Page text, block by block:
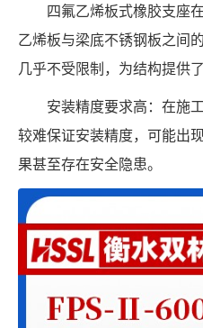
四氟乙烯板式橡胶支座
乙烯板与梁底不锈钢板之间
几乎不受限制，为结构提供
安装精度要求高：在施
较难保证安装精度，可能出
果甚至存在安全隐患。